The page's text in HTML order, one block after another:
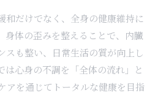
和だけでなく、全身の健康維持に
身体の歪みを整えることで、内臓
スも整い、日常生活の質が向上し
は心身の不調を「全体の流れ」と
アを通じてトータルな健康を目指